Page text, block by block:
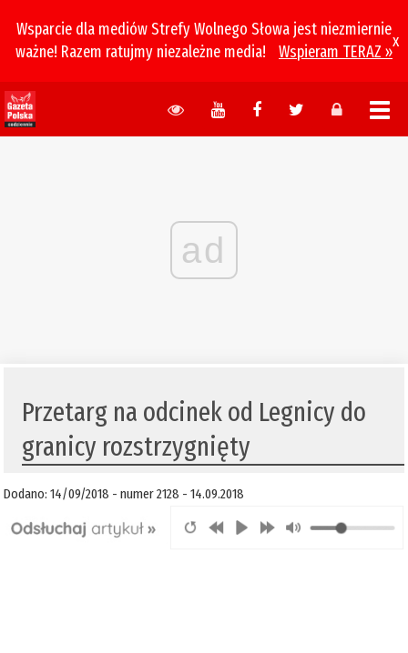
Wsparcie dla mediów Strefy Wolnego Słowa jest niezmiernie
ważne! Razem ratujmy niezależne media!
Wspieram TERAZ »
x
ad
Przetarg na odcinek od Legnicy do
granicy rozstrzygnięty
Dodano: 14/09/2018 - numer 2128 - 14.09.2018